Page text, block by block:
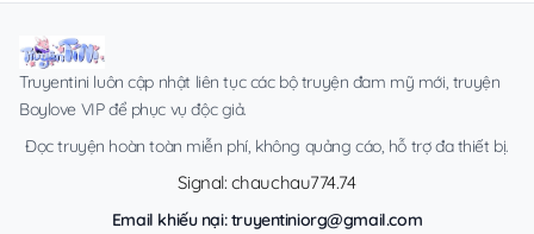
Truyentini luôn cập nhật liên tục các bộ truyện đam mỹ mới, truyện
Boylove VIP để phục vụ độc giả.
Đọc truyện hoàn toàn miễn phí, không quảng cáo, hỗ trợ đa thiết bị.
Signal: chauchau774.74
Email khiếu nại:truyentiniorg@gmail.com